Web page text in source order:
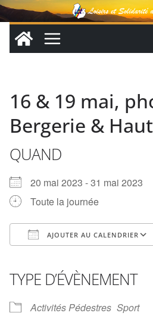
Passer
au
contenu
16 & 19 mai,
Bergerie &
QUAND
20 mai 2023 - 31 mai 2023
Toute la journée
AJOUTER AU CALENDRIER
TYPE D’ÉVÈNEMENT
Activités Pédestres Sport